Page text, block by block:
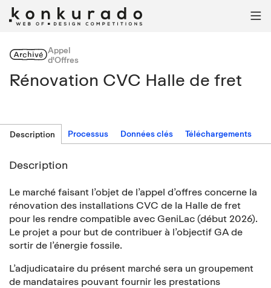

ArchivéAppel
d'Offres
Rénovation CVC Halle de fret
Description Processus Données clés Téléchargements
Description
Le marché faisant l’objet de l’appel d’offres concerne la
rénovation des installations CVC de la Halle de fret
pour les rendre compatible avec GeniLac (début 2026).
Le projet a pour but de contribuer à l’objectif GA de
sortir de l’énergie fossile.
L’adjudicataire du présent marché sera un groupement
de mandataires pouvant fournir les prestations